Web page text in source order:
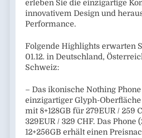
erleben Sie die einzigartige
innovativem Design und
Performance.
Folgende Highlights erwarten
01.12. in Deutschland,
Schweiz:
– Das ikonische Nothing
einzigartiger Glyph-
mit 8+128GB für 279EUR / 259
329EUR / 329 CHF. Das Phone
12+256GB erhält einen